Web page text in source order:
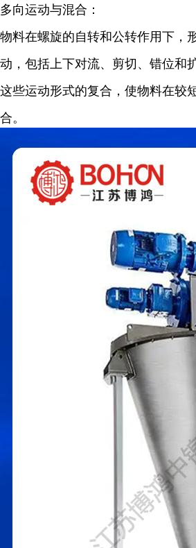
多向运动与混合：
物料在螺旋的自转和公转作用下，
动，包括上下对流、剪切、错位和扩
这些运动形式的复合，使物料在较
合。